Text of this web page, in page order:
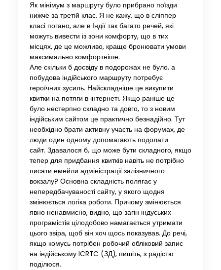
Як мінімум з маршруту було прибрано поїзди
нижче за третій клас. Я не кажу, що в сліппер
класі погано, але в Індії так багато речей, які
можуть вивести із зони комфорту, що в тих
місцях, де це можливо, краще бронювати умови
максимально комфортніше.
Але скільки б досвіду в подорожах не було, а
побудова індійського маршруту потребує
героїчних зусиль. Найскладніше це викупити
квитки на потяги в інтернеті. Якщо раніше це
було нестерпно складно та довго, то з новим
індійським сайтом це практично безнадійно. Тут
необхідно брати активну участь на форумах, де
люди один одному допомагають подолати
сайт. Здавалося б, що може бути складного, якщо
тепер для придбання квитків навіть не потрібно
писати емейли адміністрації залізничного
вокзалу? Основна складність полягає у
непередбачуваності сайту, у якого щодня
змінюється логіка роботи. Причому змінюється
явно ненавмисно, видно, що загін індуських
програмістів цілодобово намагається утримати
цього звіра, щоб він хоч щось показував. До речі,
якщо комусь потрібен робочий обліковий запис
на індійському ICRTC (ЗД), пишіть, з радістю
поділюся.